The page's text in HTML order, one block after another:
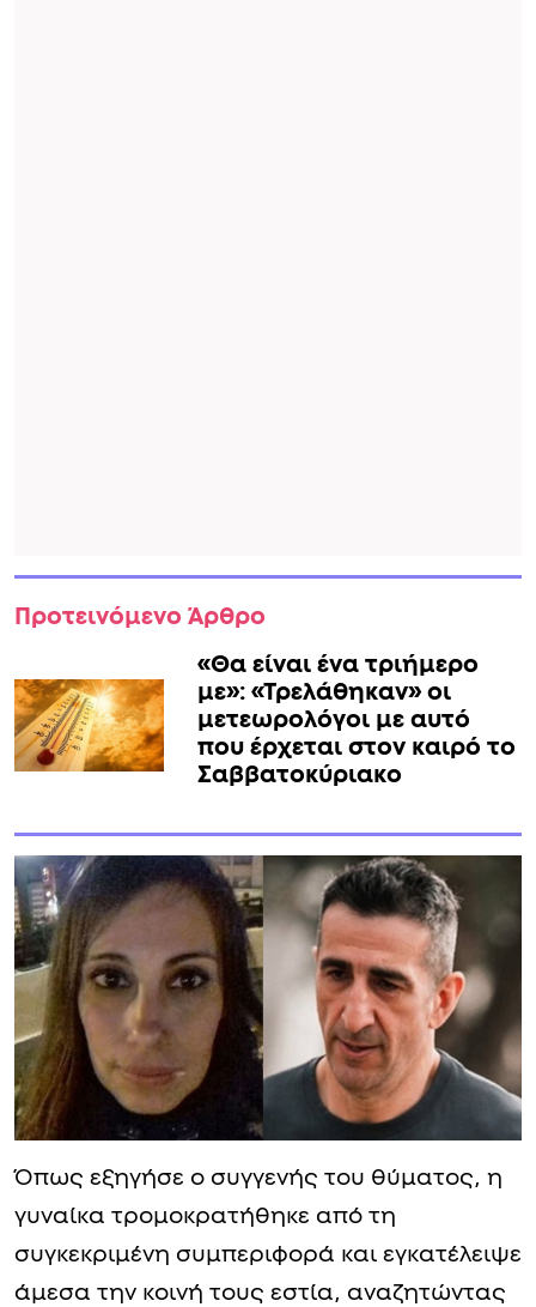
Προτεινόμενο Άρθρο
«Θα είναι ένα τριήμερο
με»: «Τρελάθηκαν» οι
μετεωρολόγοι με αυτό
που έρχεται στον καιρό το
Σαββατοκύριακο
Όπως εξηγήσε ο συγγενής του θύματος, η
γυναίκα τρομοκρατήθηκε από τη
συγκεκριμένη συμπεριφορά και εγκατέλειψε
άμεσα την κοινή τους εστία, αναζητώντας